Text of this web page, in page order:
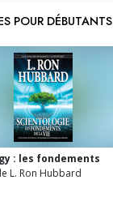
POUR DÉBUTANTS
: les fondements
L. Ron Hubbard